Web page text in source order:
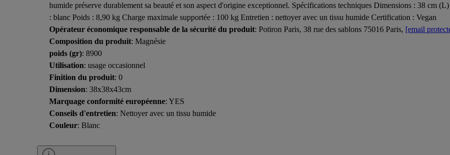
humide préserve durablement sa beauté et son aspect d'origine exceptionnel. Spécifications techniques Dimensions : 38 cm
: blanc Poids : 8,90 kg Charge maximale supportée : 100 kg Entretien : nettoyer avec un tissu humide Certification : Vegan
Opérateur économique responsable de la sécurité du produit: Potiron Paris, 38 rue des sablons 75016 Paris, [email
Composition du produit: Magnésie
poids (gr): 8900
Utilisation: usage occasionnel
Finition du produit: 0
Dimension: 38x38x43cm
Marquage conformité européenne: YES
Conseils d'entretien: Nettoyer avec un tissu humide
Couleur: Blanc